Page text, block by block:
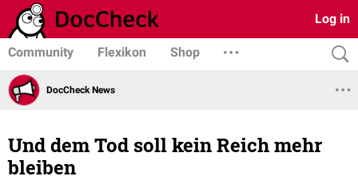
Log in
Community Flexikon Shop
DocCheck News
Und dem Tod soll kein Reich mehr
bleiben